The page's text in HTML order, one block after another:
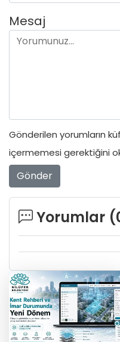
Mesaj
Gönderilen yorumların
içermemesi gerektiğini
Gönder
Yorumlar (